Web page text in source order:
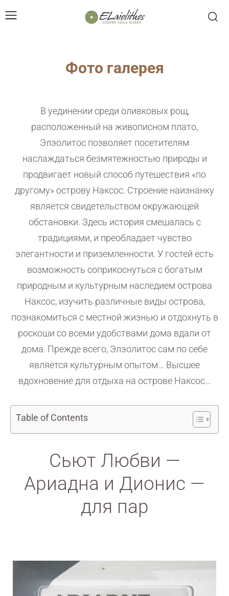
Фото галерея
В уединении среди оливковых рощ,
расположенный на живописном плато,
Элэолитос позволяет посетителям
наслаждаться безмятежностью природы и
продвигает новый способ путешествия «по
другому» острову Наксос. Строение наизнанку
является свидетельством окружающей
обстановки. Здесь история смешалась с
традициями, и преобладает чувство
элегантности и приземленности. У гостей есть
возможность соприкоснуться с богатым
природным и культурным наследием острова
Наксос, изучить различные виды острова,
познакомиться с местной жизнью и отдохнуть в
роскоши со всеми удобствами дома вдали от
дома. Прежде всего, Элэолитос сам по себе
является культурным опытом… Высшее
вдохновение для отдыха на острове Наксос…
Table of Contents
Сьют Любви —
Ариадна и Дионис —
для пар